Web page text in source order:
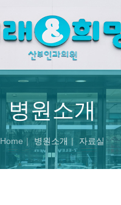
병원소개
Home 병원소개 자료실